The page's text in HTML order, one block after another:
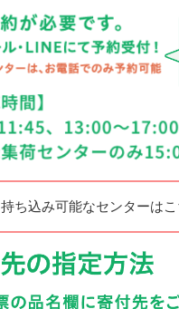
持ち込み可能なセンターはこ